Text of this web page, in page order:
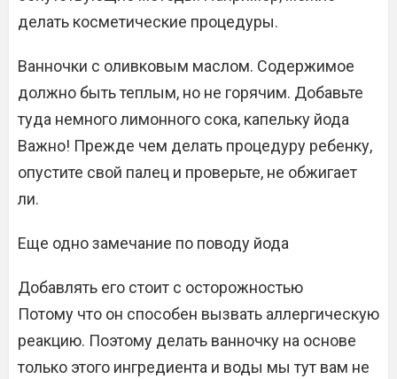
делать косметические процедуры.
Ванночки с оливковым маслом. Содержимое
должно быть теплым, но не горячим. Добавьте
туда немного лимонного сока, капельку йода
Важно! Прежде чем делать процедуру ребенку,
опустите свой палец и проверьте, не обжигает
ли.
Еще одно замечание по поводу йода
Добавлять его стоит с осторожностью
Потому что он способен вызвать аллергическую
реакцию. Поэтому делать ванночку на основе
только этого ингредиента и воды мы тут вам не